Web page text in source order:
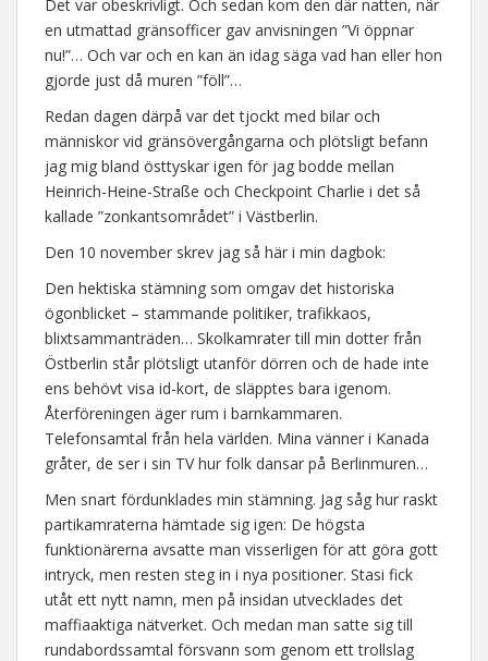
Det var obeskrivligt. Och sedan kom den där natten, när
en utmattad gränsofficer gav anvisningen ”Vi öppnar
nu!”… Och var och en kan än idag säga vad han eller hon
gjorde just då muren ”föll”…
Redan dagen därpå var det tjockt med bilar och
människor vid gränsövergångarna och plötsligt befann
jag mig bland östtyskar igen för jag bodde mellan
Heinrich-Heine-Straße och Checkpoint Charlie i det så
kallade ”zonkantsområdet” i Västberlin.
Den 10 november skrev jag så här i min dagbok:
Den hektiska stämning som omgav det historiska
ögonblicket – stammande politiker, trafikkaos,
blixtsammanträden… Skolkamrater till min dotter från
Östberlin står plötsligt utanför dörren och de hade inte
ens behövt visa id-kort, de släpptes bara igenom.
Återföreningen äger rum i barnkammaren.
Telefonsamtal från hela världen. Mina vänner i Kanada
gråter, de ser i sin TV hur folk dansar på Berlinmuren…
Men snart fördunklades min stämning. Jag såg hur raskt
partikamraterna hämtade sig igen: De högsta
funktionärerna avsatte man visserligen för att göra gott
intryck, men resten steg in i nya positioner. Stasi fick
utåt ett nytt namn, men på insidan utvecklades det
maffiaaktiga nätverket. Och medan man satte sig till
rundabordssamtal försvann som genom ett trollslag